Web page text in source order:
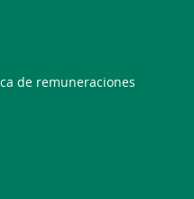
de remuneraciones